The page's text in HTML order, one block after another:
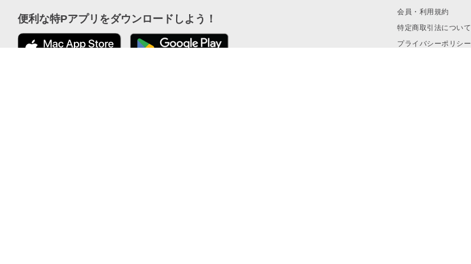
便利な特Pアプリをダウンロードしよう！
会員・利用規約
特定商取引法について
プライバシーポリシー